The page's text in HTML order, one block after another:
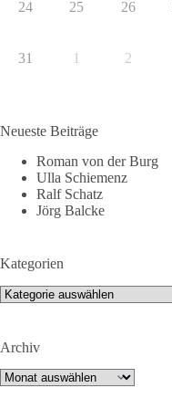
24 25 26
31 1 2
Neueste Beiträge
Roman von der Burg
Ulla Schiemenz
Ralf Schatz
Jörg Balcke
Kategorien
Kategorien
Archiv
Archiv